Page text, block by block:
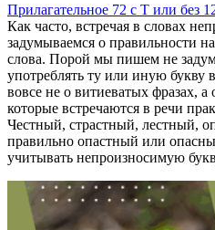
Прилагательное 72 с Т или без
Как часто, встречая в словах
задумываемся о правильности
слова. Порой мы пишем не
употреблять ту или иную букву
вовсе не о витиеватых фразах,
которые встречаются в речи
Честный, страстный, лестный,
правильно опастный или
учитывать непроизносимую